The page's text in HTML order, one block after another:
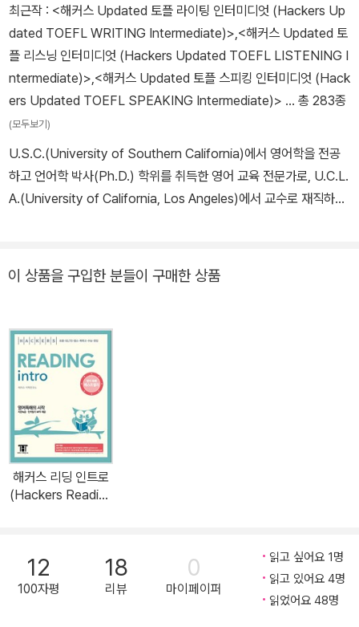
최근작 : <해커스 Updated 토플 라이팅 인터미디엇 (Hackers Up
dated TOEFL WRITING Intermediate)>,<해커스 Updated 토
플 리스닝 인터미디엇 (Hackers Updated TOEFL LISTENING I
ntermediate)>,<해커스 Updated 토플 스피킹 인터미디엇 (Hack
ers Updated TOEFL SPEAKING Intermediate)> … 총 283종
(모두보기)
U.S.C.(University of Southern California)에서 영어학을 전공
하고 언어학 박사(Ph.D.) 학위를 취득한 영어 교육 전문가로, U.C.L.
A.(University of California, Los Angeles)에서 교수로 재직하며
등 다수의 베스트셀러 교재를 집필했다.
이 상품을 구입한 분들이 구매한 상품
해커스 리딩 인트로
(Hackers Reading
12
100자평
18
리뷰
0
마이페이퍼
읽고 싶어요 1명
읽고 있어요 4명
읽었어요 48명